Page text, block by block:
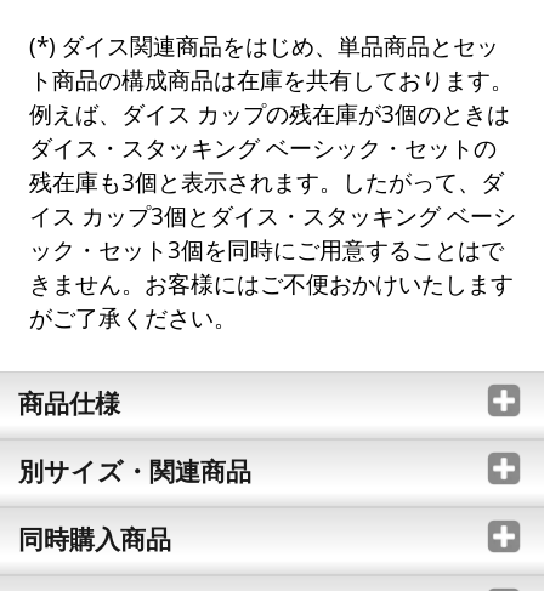
ダイス関連商品をはじめ、単品商品とセッ
ト商品の構成商品は在庫を共有しております。
例えば、ダイス カップの残在庫が3個のときは
ダイス・スタッキング ベーシック・セットの
残在庫も3個と表示されます。したがって、ダ
イス カップ3個とダイス・スタッキング ベーシ
ック・セット3個を同時にご用意することはで
きません。お客様にはご不便おかけいたします
がご了承ください。
商品仕様
別サイズ・関連商品
同時購入商品